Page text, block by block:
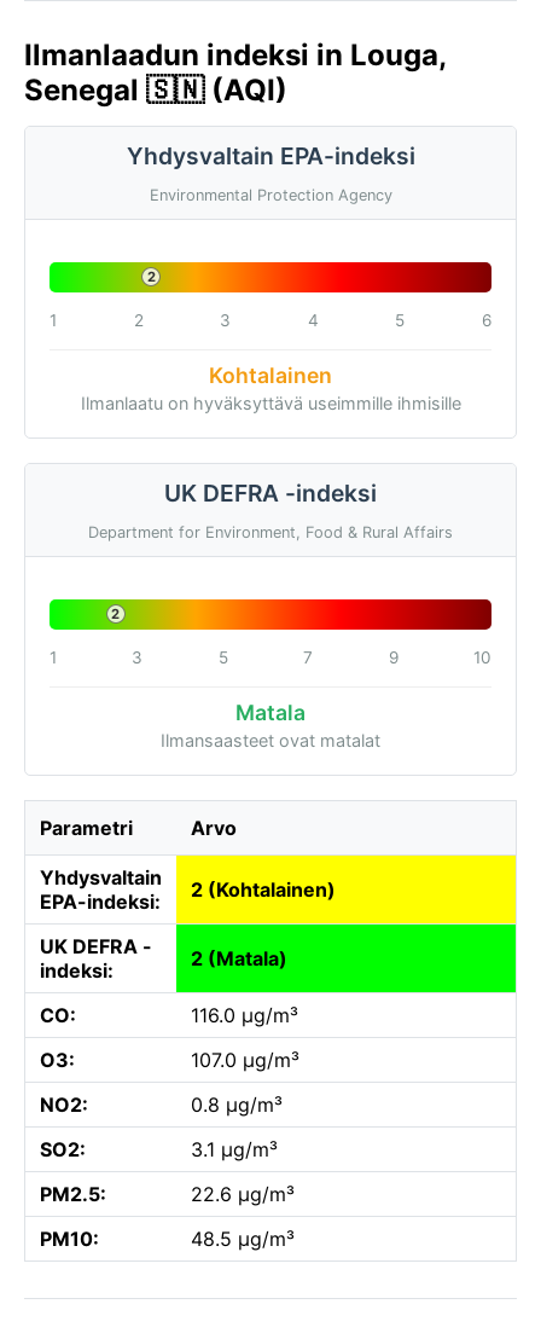
Ilmanlaadun indeksi in Louga,
Senegal 🇸🇳 (AQI)
Yhdysvaltain EPA-indeksi
Environmental Protection Agency
2
1 2 3 4 5 6
Kohtalainen
Ilmanlaatu on hyväksyttävä useimmille ihmisille
UK DEFRA -indeksi
Department for Environment, Food & Rural Affairs
2
1 3 5 7 9 10
Matala
Ilmansaasteet ovat matalat
Parametri Arvo
Yhdysvaltain
EPA-indeksi:
2 (Kohtalainen)
UK DEFRA -
indeksi:
2 (Matala)
CO:
116.0 µg/m³
O3:
107.0 µg/m³
NO2:
0.8 µg/m³
SO2:
3.1 µg/m³
PM2.5:
22.6 µg/m³
PM10:
48.5 µg/m³